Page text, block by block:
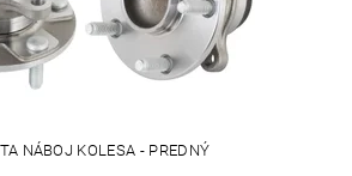
NÁBOJ KOLESA - PREDNÝ